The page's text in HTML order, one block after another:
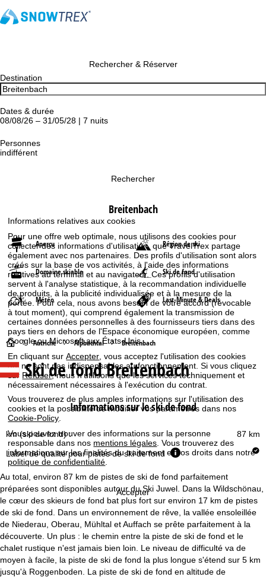
Informations relatives aux cookies
Pour une offre web optimale, nous utilisons des cookies pour
collecter des informations d'utilisation, que TravelTrex partage
également avec nos partenaires. Des profils d'utilisation sont alors
créés sur la base de vos activités, à l'aide des informations
relatives au terminal et au navigateur. Ces profils d'utilisation
servent à l'analyse statistique, à la recommandation individuelle
de produits, à la publicité individualisée et à la mesure de la
portée. Pour cela, nous avons besoin de votre accord (révocable
à tout moment), qui comprend également la transmission de
certaines données personnelles à des fournisseurs tiers dans des
pays tiers en dehors de l'Espace économique européen, comme
Google ou Microsoft aux États-Unis.
En cliquant surAccepter , vous acceptez l'utilisation des cookies
qui ne sont pas indispensables au fonctionnement. Si vous cliquez
sur Refuser, nous n'utilisons que les services techniquement et
nécessairement nécessaires à l'exécution du contrat.
Vous trouverez de plus amples informations sur l'utilisation des
cookies et la possibilité de modifier vos paramètres dans nos
Cookie-Policy.
Vous pouvez trouver des informations sur la personne
responsable dans nos mentions légales. Vous trouverez des
informations sur les finalités du traitement et vos droits dans notre
politique de confidentialité.
Accepter
Rechercher & Réserver
Destination
Dates & durée
08/08/26 – 31/05/28 | 7 nuits
Personnes
indifférent
Rechercher
Breitenbach
Aperçu Région de ski
Domaine skiable Ski de fond
Météo Last-Minute & Deals
P
a
g
e
d
'
a
c
c
u
Autriche Alpbachtal Breitenbach
Ski de fond Breitenbach
Informations sur le ski de fond
87 km
km (ski de fond) :
Label de qualité pour pistes de ski de fond
Au total, environ 87 km de pistes de ski de fond parfaitement
préparées sont disponibles autour du Ski Juwel. Dans la Wildschönau,
le cœur des skieurs de fond bat plus fort sur environ 17 km de pistes
de ski de fond. Dans un environnement de rêve, la vallée ensoleillée
de Niederau, Oberau, Mühltal et Auffach se prête parfaitement à la
découverte. Un plus : le chemin entre la piste de ski de fond et le
chalet rustique n'est jamais bien loin. Le niveau de difficulté va de
moyen à facile, la piste de ski de fond la plus longue s'étend sur 5 km
jusqu'à Roggenboden. La piste de ski de fond en altitude de